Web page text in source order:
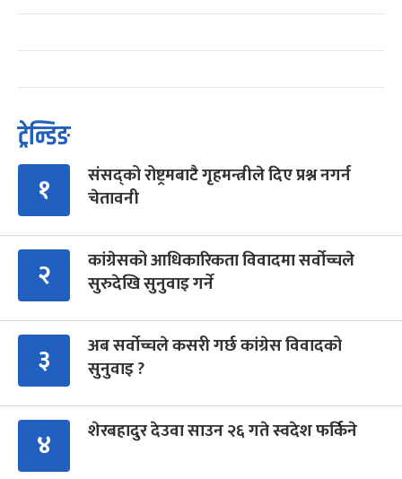
ट्रेन्डिङ
१
संसद्को रोष्ट्रमबाटै गृहमन्त्रीले दिए प्रश्न नगर्न
चेतावनी
२
कांग्रेसको आधिकारिकता विवादमा सर्वोच्चले
सुरुदेखि सुनुवाइ गर्ने
३
अब सर्वोच्चले कसरी गर्छ कांग्रेस विवादको
सुनुवाइ ?
४ शेरबहादुर देउवा साउन २६ गते स्वदेश फर्किने